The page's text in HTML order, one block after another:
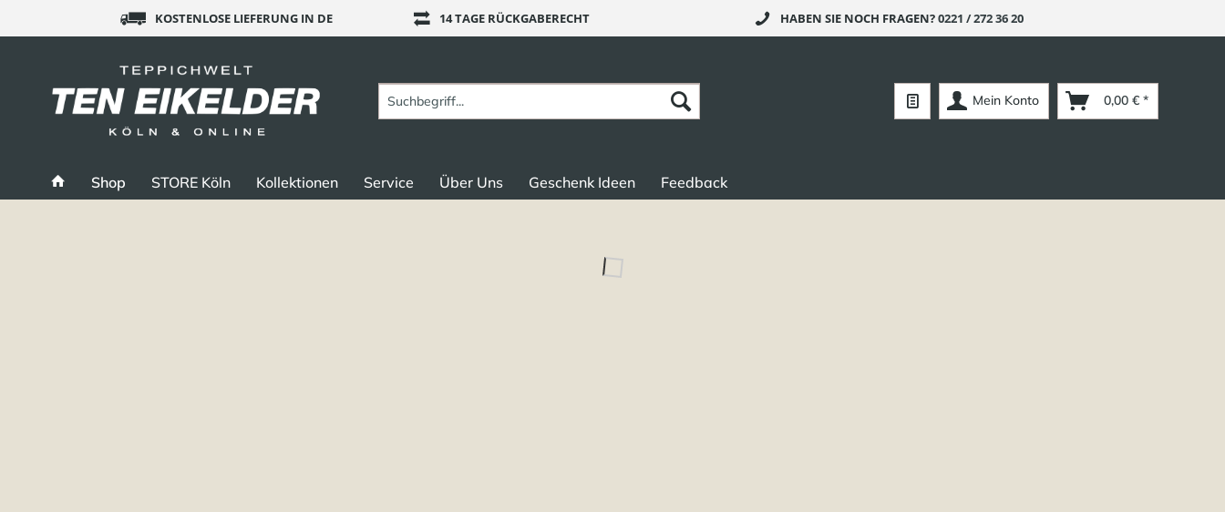
KOSTENLOSE LIEFERUNG IN DE 14 TAGE RÜCKGABERECHT HABEN SIE NOCH FRAGEN?0221 / 272 36 20
Mein Konto 0,00 € *
Shop STORE Köln Kollektionen Service Über Uns Geschenk Ideen Feedback